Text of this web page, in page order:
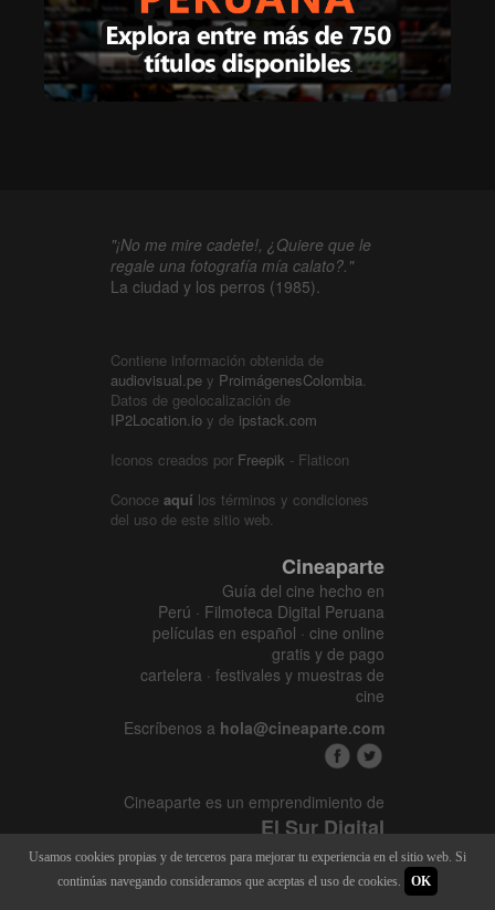
"¡No me mire cadete!, ¿Quiere que le
regale una fotografía mía calato?."
La ciudad y los perros (1985).
Contiene información obtenida de
audiovisual.pe y ProimágenesColombia.
Datos de geolocalización de
IP2Location.io y de ipstack.com
Iconos creados por Freepik - Flaticon
Conoce aquí los términos y condiciones
del uso de este sitio web.
Cineaparte
Guía del cine hecho en
Perú · Filmoteca Digital Peruana
películas en español · cine online
gratis y de pago
cartelera · festivales y muestras de
cine
Escríbenos a hola@cineaparte.com
Cineaparte es un emprendimiento de
El Sur Digital
www.elsurcine.com
Desarrollado porSALA247
Usamos cookies propias y de terceros para mejorar tu experiencia en el sitio web. Si
continúas navegando consideramos que aceptas el uso de cookies.
OK